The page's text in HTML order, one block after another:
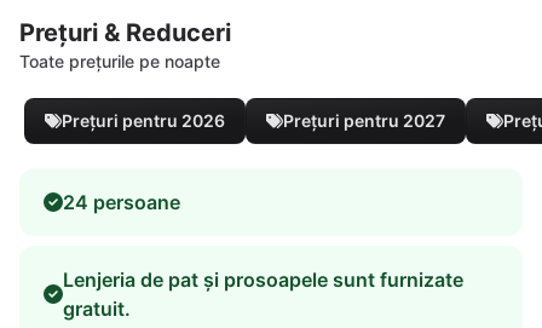
Prețuri & Reduceri
Toate prețurile pe noapte
Prețuri pentru 2026 Prețuri pentru 2027
24 persoane
Lenjeria de pat și prosoapele sunt furnizate
gratuit.